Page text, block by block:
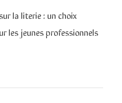
la literie : un choix
les jeunes professionnels